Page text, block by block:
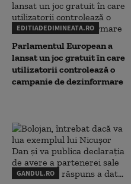
EDITIADEDIMINEATA.RO
Parlamentul European a
lansat un joc gratuit în care
utilizatorii controlează o
campanie de dezinformare
GANDUL.RO